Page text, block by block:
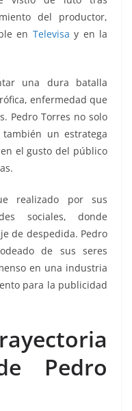
del productor,
en Televisa y en la
una dura batalla
enfermedad que
Pedro Torres no solo
un estratega
el gusto del público
realizado por sus
sociales, donde
de despedida. Pedro
de sus seres
en una industria
para la publicidad
Pedro